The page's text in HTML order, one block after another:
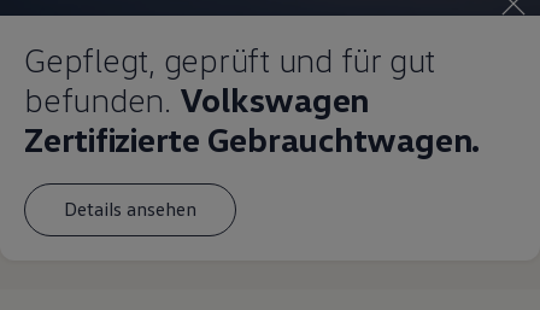
Gepflegt, geprüft und für gut
befunden. Volkswagen
Zertifizierte Gebrauchtwagen.
Details ansehen